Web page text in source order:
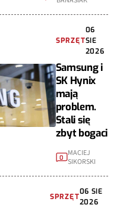
SPRZĘT
06
SIE
2026
Samsung i
SK Hynix
mają
problem.
Stali się
zbyt bogaci
0 MACIEJ
SIKORSKI
SPRZĘT
06 SIE
2026